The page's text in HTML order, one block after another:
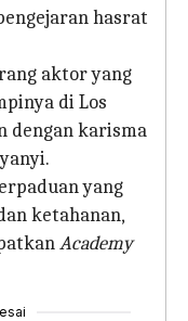
hasrat
aktor yang
di Los
dengan karisma
yang
ketahanan,
Academy